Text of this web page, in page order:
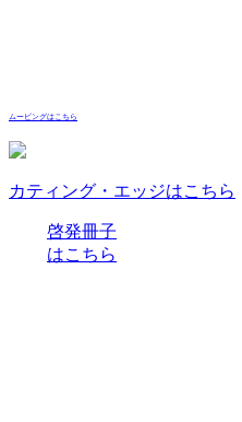
ムービングはこちら
カティング・エッジはこちら
啓発冊子
はこちら